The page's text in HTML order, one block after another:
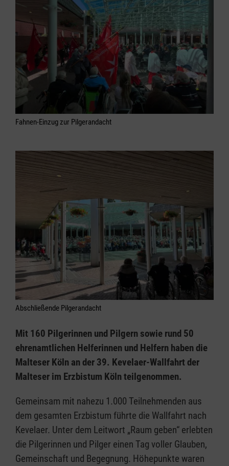
Fahnen-Einzug zur Pilgerandacht
Abschließende Pilgerandacht
Mit 160 Pilgerinnen und Pilgern sowie rund 50
ehrenamtlichen Helferinnen und Helfern haben die
Malteser Köln an der 39. Kevelaer-Wallfahrt der
Malteser im Erzbistum Köln teilgenommen.
Gemeinsam mit nahezu 1.000 Teilnehmenden aus
dem gesamten Erzbistum führte die Wallfahrt nach
Kevelaer. Unter dem Leitwort „Raum geben“ erlebten
die Pilgerinnen und Pilger einen Tag voller Glauben,
Gemeinschaft und Begegnung. Höhepunkte waren